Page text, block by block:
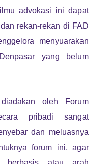
advokasi ini dapat
rekan-rekan di FAD
menyuarakan
yang belum
oleh Forum
pribadi sangat
dan meluasnya
forum ini, agar